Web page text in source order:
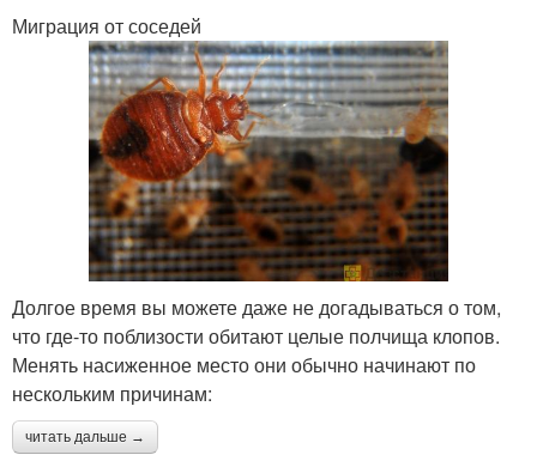
Миграция от соседей
Долгое время вы можете даже не догадываться о том,
что где-то поблизости обитают целые полчища клопов.
Менять насиженное место они обычно начинают по
нескольким причинам:
читать дальше →